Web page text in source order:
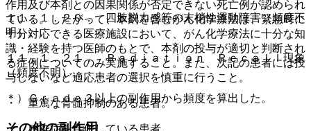
作用及び本剤との因果関係が否定できない死亡例が認められ
ている。したがって、本剤を含むがん化学療法は、緊急時に
十分対応できる医療施設において、がん化学療法に十分な知
識・経験を持つ医師のもとで、本剤の投与が適切と判断され
る症例についてのみ実施すること。また、次記の患者には投
与しないなど適応患者の選択を慎重に行うこと。
・ 重篤な骨髄抑制のある患者。
１１．１．２０． 四肢脱力感等の末梢性運動障害（頻度不
明）。
１１．１．２１． Ｒａｄｉａｔｉｏｎ Ｒｅｃａｌｌ現象
（頻度不明）。
＊）Ｇｒａｄｅ３以上の副作用から頻度を算出した。
その他の副作用